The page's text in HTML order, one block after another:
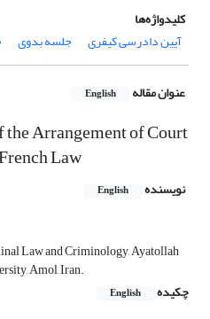
کلیدواژه‌ها
آیین دادرسی کیفری
جلسه بدوی
عنوان مقاله English
Arrangement of Court
Law
نویسنده English
Law and Criminology, Ayatollah
Amol, Iran.
چکیده
English